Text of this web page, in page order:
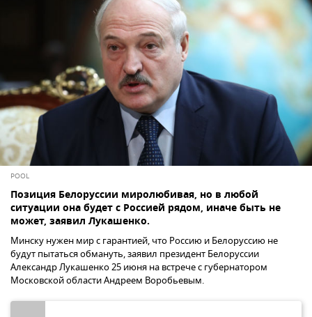
POOL
Позиция Белоруссии миролюбивая, но в любой
ситуации она будет с Россией рядом, иначе быть не
может, заявил Лукашенко.
Минску нужен мир с гарантией, что Россию и Белоруссию не
будут пытаться обмануть, заявил президент Белоруссии
Александр Лукашенко 25 июня на встрече с губернатором
Московской области Андреем Воробьевым.